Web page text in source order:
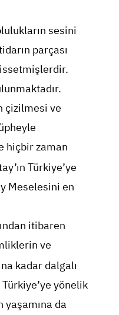
sesini
parçası
çizilmesi ve
hiçbir zaman
Türkiye’ye
Meselesini en
itibaren
ve
kadar dalgalı
yönelik
da